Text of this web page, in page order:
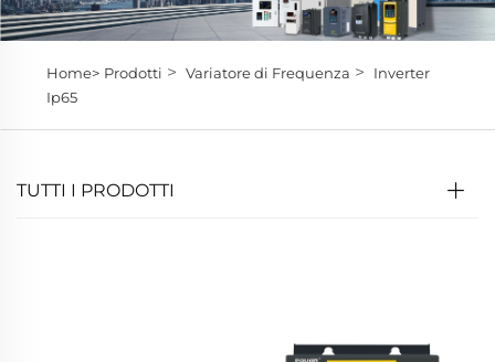
Home> Prodotti > Variatore di Frequenza >
Inverter
Ip65
TUTTI I PRODOTTI